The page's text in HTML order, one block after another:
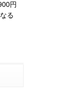
円
る